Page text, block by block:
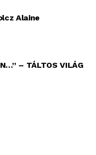
Alaine
– TÁLTOS VILÁG